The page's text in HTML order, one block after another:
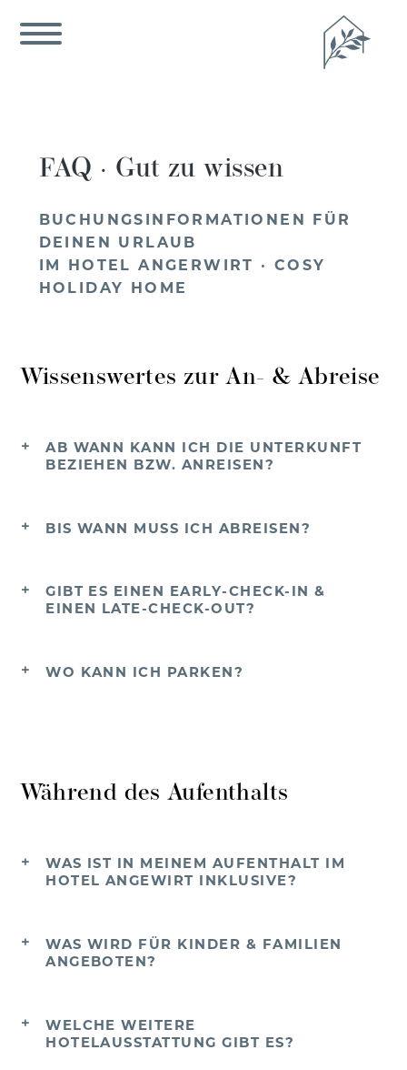
FAQ · Gut zu wissen
BUCHUNGSINFORMATIONEN FÜR
DEINEN URLAUB
IM HOTEL ANGERWIRT · COSY
HOLIDAY HOME
Wissenswertes zur An- & Abreise
AB WANN KANN ICH DIE UNTERKUNFT
BEZIEHEN BZW. ANREISEN?
BIS WANN MUSS ICH ABREISEN?
GIBT ES EINEN EARLY-CHECK-IN &
EINEN LATE-CHECK-OUT?
WO KANN ICH PARKEN?
Während des Aufenthalts
WAS IST IN MEINEM AUFENTHALT IM
HOTEL ANGEWIRT INKLUSIVE?
WAS WIRD FÜR KINDER & FAMILIEN
ANGEBOTEN?
WELCHE WEITERE
HOTELAUSSTATTUNG GIBT ES?